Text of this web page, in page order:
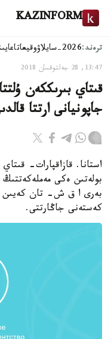
KAZINFORM
ترەند:2026-سايلاۋ وقيعا
13:47, 28 جەلتوقسان 2018
قىتاي بىرىككەن
جاپونيانى ارتتا
استانا. قازاقپارات-
بەرى ا ق ش- تان كەيىن
كەستەنى جاڭارتتى.